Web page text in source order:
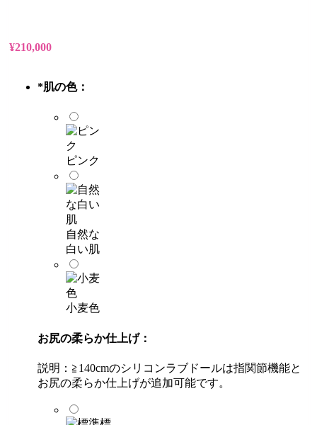
¥210,000
*肌の色：
ピンク
自然な
白い肌
小麦色
お尻の柔らか仕上げ：
説明：≧140cmのシリコンラブドールは指関節機能と
お尻の柔らか仕上げが追加可能です。